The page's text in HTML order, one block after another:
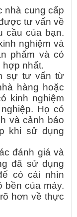
nhà cung cấp
tư vấn về
cầu của bạn.
nghiệm và
phẩm và có
hợp nhất.
sự tư vấn từ
hàng hoặc
kinh nghiệm
Họ có
và cảnh báo
khi sử dụng
đánh giá và
đã sử dụng
có cái nhìn
bền của máy.
hơn về thực